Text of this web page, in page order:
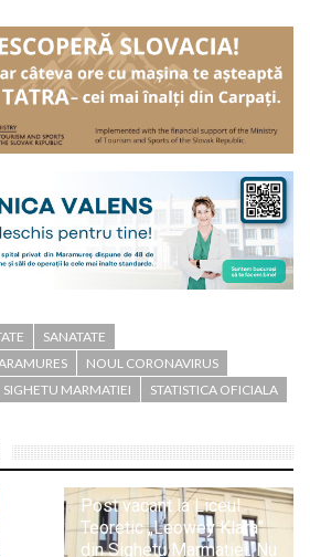
SANATATE
NOUL CORONAVIRUS
SIGHETU MARMATIEI STATISTICA OFICIALA
și-
Post vacant la Liceul
Teoretic „Leowey Klara”
din Sighetu Marmației. Nu